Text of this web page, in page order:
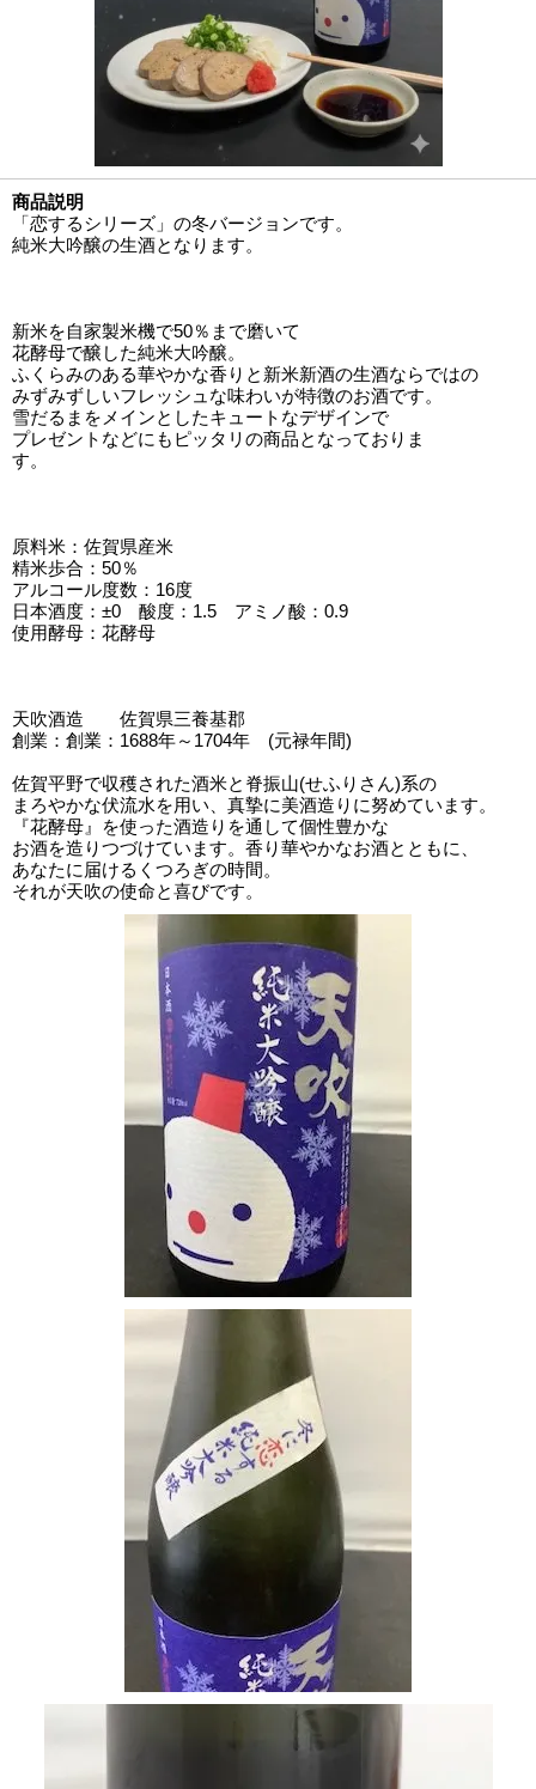
商品説明
「恋するシリーズ」の冬バージョンです。
純米大吟醸の生酒となります。
新米を自家製米機で50％まで磨いて
花酵母で醸した純米大吟醸。
ふくらみのある華やかな香りと新米新酒の生酒ならではの
みずみずしいフレッシュな味わいが特徴のお酒です。
雪だるまをメインとしたキュートなデザインで
プレゼントなどにもピッタリの商品となっておりま
す。
原料米：佐賀県産米
精米歩合：50％
アルコール度数：16度
日本酒度：±0 酸度：1.5 アミノ酸：0.9
使用酵母：花酵母
天吹酒造 佐賀県三養基郡
創業：創業：1688年～1704年 (元禄年間)
佐賀平野で収穫された酒米と脊振山(せふりさん)系の
まろやかな伏流水を用い、真摯に美酒造りに努めています。
『花酵母』を使った酒造りを通して個性豊かな
お酒を造りつづけています。香り華やかなお酒とともに、
あなたに届けるくつろぎの時間。
それが天吹の使命と喜びです。